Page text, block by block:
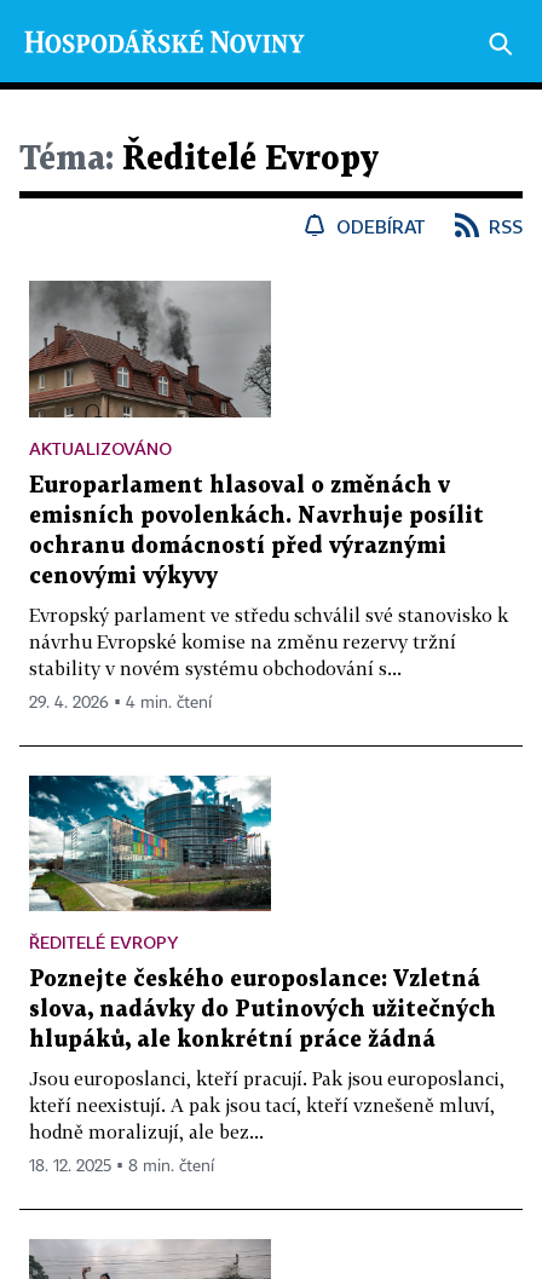
Téma: Ředitelé Evropy
ODEBÍRAT RSS
AKTUALIZOVÁNO
Europarlament hlasoval o změnách v
emisních povolenkách. Navrhuje posílit
ochranu domácností před výraznými
cenovými výkyvy
Evropský parlament ve středu schválil své stanovisko k
návrhu Evropské komise na změnu rezervy tržní
stability v novém systému obchodování s...
29. 4. 2026 ▪ 4 min. čtení
ŘEDITELÉ EVROPY
Poznejte českého europoslance: Vzletná
slova, nadávky do Putinových užitečných
hlupáků, ale konkrétní práce žádná
Jsou europoslanci, kteří pracují. Pak jsou europoslanci,
kteří neexistují. A pak jsou tací, kteří vznešeně mluví,
hodně moralizují, ale bez...
18. 12. 2025 ▪ 8 min. čtení